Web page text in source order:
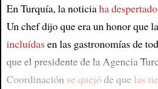
En Turquía, la noticiaha
Un chef dijo que era un honor que
incluídasen las gastronomías de
que el presidente de la Agencia
Coordinación se quejóde que las